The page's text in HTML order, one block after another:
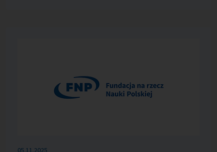
05.11.2025